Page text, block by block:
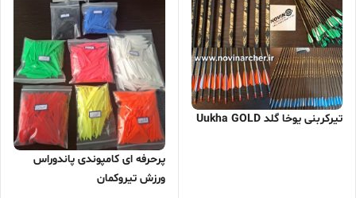
تیرکربنی یوخا گلد Uukha GOLD
پرحرفه ای کامپوندی پاندوراس
ورزش تیروکمان